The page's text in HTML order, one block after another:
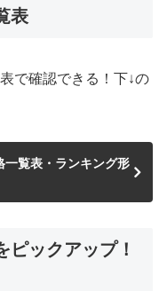
表
で確認できる！下↓の
一覧表・ランキング形
ピックアップ！